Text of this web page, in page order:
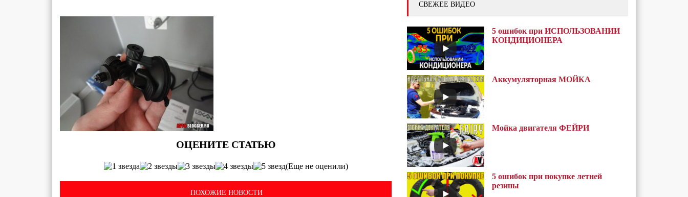
(Еще не оценили)
ПОХОЖИЕ НОВОСТИ
СВЕЖЕЕ ВИДЕО
5 ошибок при ИСПОЛЬЗОВАНИИ
КОНДИЦИОНЕРА
Аккумуляторная МОЙКА
Мойка двигателя ФЕЙРИ
5 ошибок при покупке летней
резины